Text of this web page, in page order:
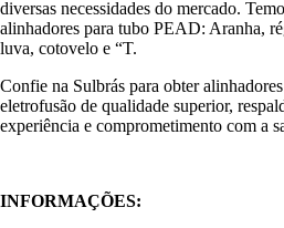
diversas necessidades do mercado.
alinhadores para tubo PEAD: Aranha,
luva, cotovelo e “T.
Confie na Sulbrás para obter
eletrofusão de qualidade superior,
experiência e comprometimento com a
INFORMAÇÕES: